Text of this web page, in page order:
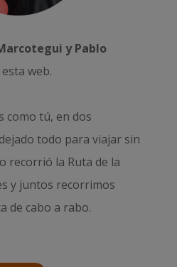
y Pablo
web.
como tú, en dos
todo para viajar sin
recorrió la Ruta de la
y juntos recorrimos
de cabo a rabo.